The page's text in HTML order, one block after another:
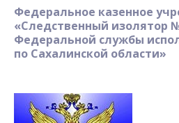
Федеральное казенное
«Следственный изолятор
Федеральной службы
по Сахалинской области»